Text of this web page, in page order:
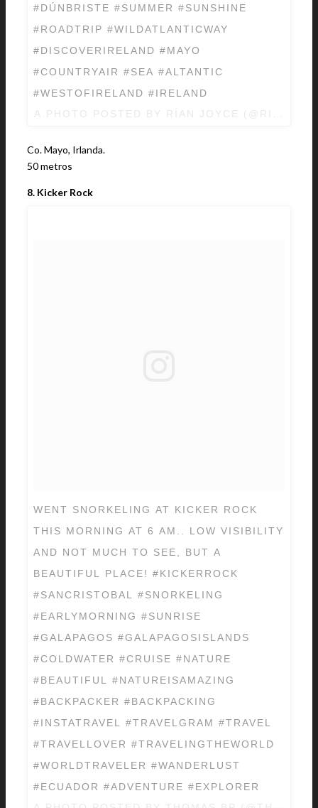
#DÚNBRISTE #SUMMER #SUNSHINE
#ROADTRIP #WILDATLANTICWAY
#DISCOVERIRELAND #MAYO
#COUNTRYAIR #SEA #ALTANTIC
#WESTOFIRELAND #IRELAND
Co. Mayo, Irlanda.
50 metros
8. Kicker Rock
WENT SNORKELING AT KICKER ROCK
THIS MORNING AT 6 AM.. LOW VISIBILITY
AND NOT MUCH TO SEE, BUT A
BEAUTIFUL PLACE! #KICKERROCK
#SANCRISTOBAL #SNORKELING
#EARLYMORNING #SUNRISE
#GALAPAGOS #GALAPAGOSISLANDS
#COLDWATER #CRUISE #NATURE
#BEAUTIFUL #NATUREISAMAZING
#BACKPACKER #BACKPACKING
#INSTATRAVEL #TRAVELGRAM #TRAVEL
#TRAVELLOVER #TRAVELINGTHEWORLD
#WORLDTRAVELER #WANDERLUST
#ECUADOR #ADVENTURE #EXPLORER